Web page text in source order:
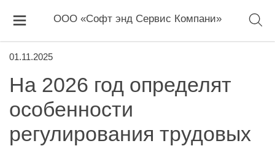
ООО «Софт энд Сервис Компани»
01.11.2025
На 2026 год определят
особенности
регулирования трудовых